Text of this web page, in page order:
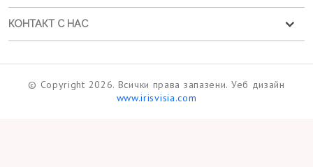
КОНТАКТ С НАС
© Copyright 2026. Всички права запазени. Уеб дизайн
www.irisvisia.com